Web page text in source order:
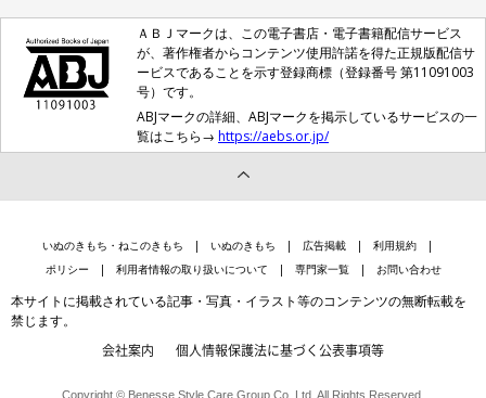
ＡＢＪマークは、この電子書店・電子書籍配信サービス
が、著作権者からコンテンツ使用許諾を得た正規版配信サ
ービスであることを示す登録商標（登録番号 第11091003
号）です。
ABJマークの詳細、ABJマークを掲示しているサービスの一
覧はこちら→ https://aebs.or.jp/
いぬのきもち・ねこのきもち いぬのきもち 広告掲載
利用規約
ポリシー
利用者情報の取り扱いについて 専門家一覧 お問い合わせ
本サイトに掲載されている記事・写真・イラスト等のコンテンツの無断転載を
禁じます。
会社案内 個人情報保護法に基づく公表事項等
Copyright © Benesse Style Care Group Co.,Ltd. All Rights Reserved.